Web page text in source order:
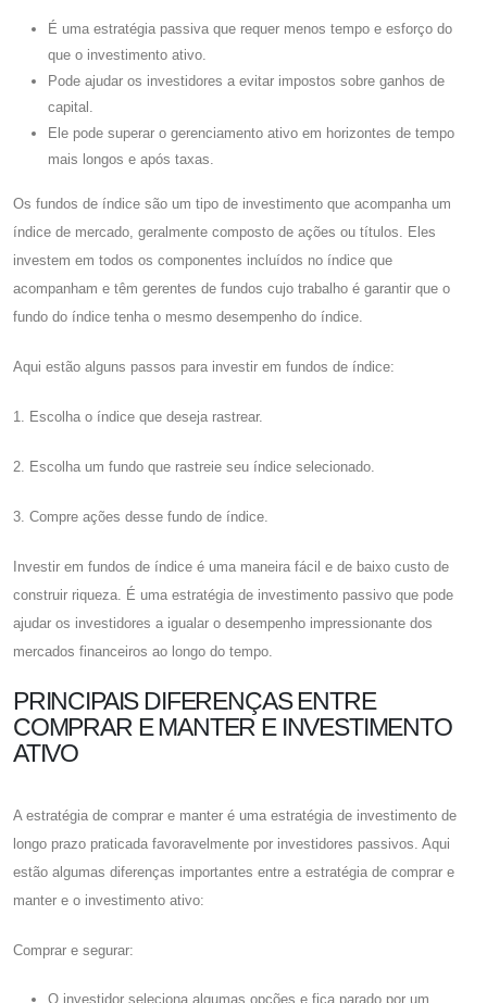
É uma estratégia passiva que requer menos tempo e esforço do
que o investimento ativo.
Pode ajudar os investidores a evitar impostos sobre ganhos de
capital.
Ele pode superar o gerenciamento ativo em horizontes de tempo
mais longos e após taxas.
Os fundos de índice são um tipo de investimento que acompanha um
índice de mercado, geralmente composto de ações ou títulos. Eles
investem em todos os componentes incluídos no índice que
acompanham e têm gerentes de fundos cujo trabalho é garantir que o
fundo do índice tenha o mesmo desempenho do índice.
Aqui estão alguns passos para investir em fundos de índice:
1. Escolha o índice que deseja rastrear.
2. Escolha um fundo que rastreie seu índice selecionado.
3. Compre ações desse fundo de índice.
Investir em fundos de índice é uma maneira fácil e de baixo custo de
construir riqueza. É uma estratégia de investimento passivo que pode
ajudar os investidores a igualar o desempenho impressionante dos
mercados financeiros ao longo do tempo.
PRINCIPAIS DIFERENÇAS ENTRE
COMPRAR E MANTER E INVESTIMENTO
ATIVO
A estratégia de comprar e manter é uma estratégia de investimento de
longo prazo praticada favoravelmente por investidores passivos. Aqui
estão algumas diferenças importantes entre a estratégia de comprar e
manter e o investimento ativo:
Comprar e segurar:
O investidor seleciona algumas opções e fica parado por um